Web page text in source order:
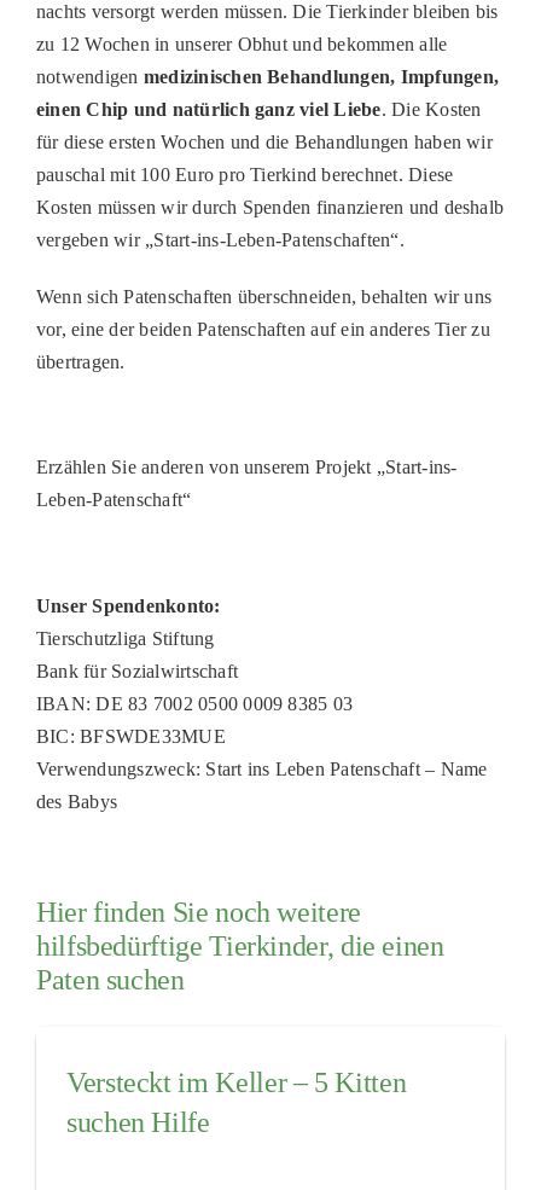
nachts versorgt werden müssen. Die Tierkinder bleiben bis
zu 12 Wochen in unserer Obhut und bekommen alle
notwendigen medizinischen Behandlungen, Impfungen,
einen Chip und natürlich ganz viel Liebe. Die Kosten
für diese ersten Wochen und die Behandlungen haben wir
pauschal mit 100 Euro pro Tierkind berechnet. Diese
Kosten müssen wir durch Spenden finanzieren und deshalb
vergeben wir „Start-ins-Leben-Patenschaften“.
Wenn sich Patenschaften überschneiden, behalten wir uns
vor, eine der beiden Patenschaften auf ein anderes Tier zu
übertragen.
Erzählen Sie anderen von unserem Projekt „Start-ins-
Leben-Patenschaft“
Unser Spendenkonto:
Tierschutzliga Stiftung
Bank für Sozialwirtschaft
IBAN: DE 83 7002 0500 0009 8385 03
BIC: BFSWDE33MUE
Verwendungszweck: Start ins Leben Patenschaft – Name
des Babys
Hier finden Sie noch weitere
hilfsbedürftige Tierkinder, die einen
Paten suchen
Versteckt im Keller – 5 Kitten
suchen Hilfe